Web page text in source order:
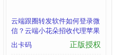
云端跟圈转发软件如何登录微
信？云端小花朵招收代理苹果
微信多开摇钱树兑换授权
出卡码 正版授权